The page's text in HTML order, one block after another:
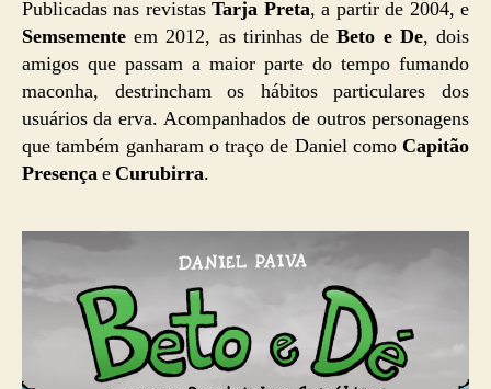
Publicadas nas revistasTarja Preta, a partir de 2004, e
Semsemente em 2012, as tirinhas deBeto e De, dois
amigos que passam a maior parte do tempo fumando
maconha, destrincham os hábitos particulares dos
usuários da erva. Acompanhados de outros personagens
que também ganharam o traço de Daniel como Capitão
Presençae Curubirra.